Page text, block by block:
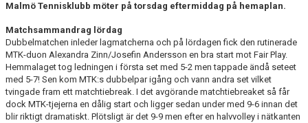
Malmö Tennisklubb möter på torsdag eftermiddag på hemaplan.
Matchsammandrag lördag
Dubbelmatchen inleder lagmatcherna och på lördagen fick den rutinerade
MTK-duon Alexandra Zinn/Josefin Andersson en bra start mot Fair Play.
Hemmalaget tog ledningen i första set med 5-2 men tappade ändå seteet
med 5-7! Sen kom MTK:s dubbelpar igång och vann andra set vilket
tvingade fram ett matchtiebreak. I det avgörande matchtiebreaket så får
dock MTK-tjejerna en dålig start och ligger sedan under med 9-6 innan det
blir riktigt dramatiskt. Plötsligt är det 9-9 men efter en halvvolley i nätkanten